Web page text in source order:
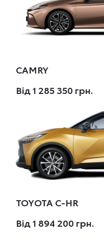
CAMRY
Вiд 1 285 350 грн.
TOYOTA C-HR
Вiд 1 894 200 грн.